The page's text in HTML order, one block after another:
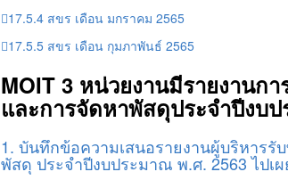
17.5.4 สขร เดือน มกราคม 2565
17.5.5 สขร เดือน กุมภาพันธ์ 2565
MOIT 3 หน่วยงานมีรายงานก
และการจัดหาพัสดุประจำปีงบ
1. บันทึกข้อความเสนอรายงานผู้บริหารรั
พัสดุ ประจำปีงบประมาณ พ.ศ. 2563 ไปเ